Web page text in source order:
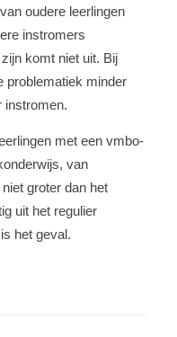
oudere leerlingen
instromers
komt niet uit. Bij
problematiek minder
instromen.
met een vmbo-
van
groter dan het
uit het regulier
het geval.